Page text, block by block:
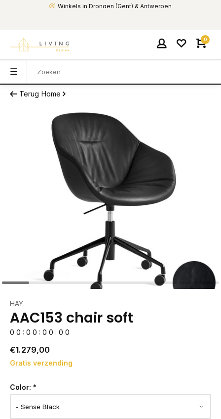
Winkels in Drongen (Gent) & Antwerpen
0
Terug Home
HAY
AAC153 chair soft
0 0 : 0 0 : 0 0 : 0 0
€1.279,00
Gratis verzending
Color: *